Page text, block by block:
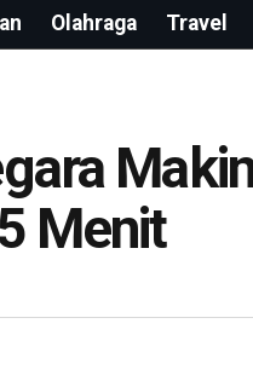
Olahraga Travel
Menit